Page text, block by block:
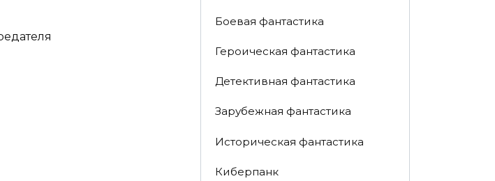
Боевая фантастика
Героическая фантастика
Детективная фантастика
Зарубежная фантастика
Историческая фантастика
Киберпанк